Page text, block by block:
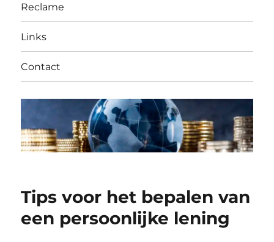
Reclame
Links
Contact
Tips voor het bepalen van
een persoonlijke lening